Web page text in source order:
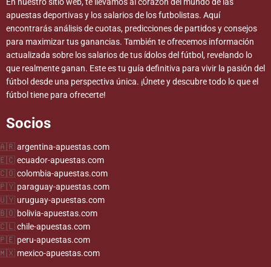
apuestas deportivas y los salarios de los futbolistas. Aquí
encontrarás análisis de cuotas, predicciones de partidos y consejos
para maximizar tus ganancias. También te ofrecemos información
actualizada sobre los salarios de tus ídolos del fútbol, revelando lo
que realmente ganan. Este es tu guía definitiva para vivir la pasión del
fútbol desde una perspectiva única. ¡Únete y descubre todo lo que el
fútbol tiene para ofrecerte!
Socios
argentina-apuestas.com
ecuador-apuestas.com
colombia-apuestas.com
paraguay-apuestas.com
uruguay-apuestas.com
bolivia-apuestas.com
chile-apuestas.com
peru-apuestas.com
mexico-apuestas.com